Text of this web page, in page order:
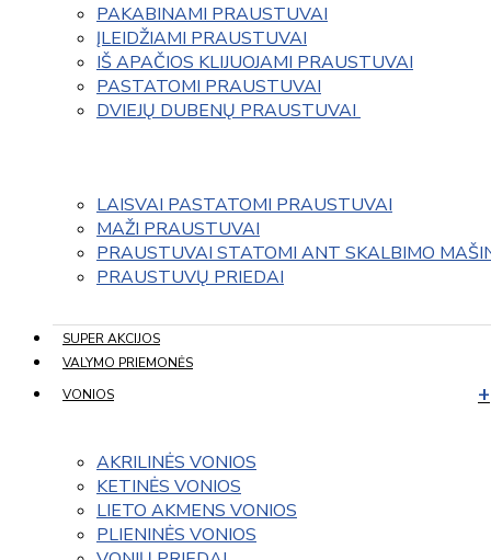
PAKABINAMI PRAUSTUVAI
ĮLEIDŽIAMI PRAUSTUVAI
IŠ APAČIOS KLIJUOJAMI PRAUSTUVAI
PASTATOMI PRAUSTUVAI
DVIEJŲ DUBENŲ PRAUSTUVAI
LAISVAI PASTATOMI PRAUSTUVAI
MAŽI PRAUSTUVAI
PRAUSTUVAI STATOMI ANT SKALBIMO
PRAUSTUVŲ PRIEDAI
SUPER AKCIJOS
VALYMO PRIEMONĖS
VONIOS
AKRILINĖS VONIOS
KETINĖS VONIOS
LIETO AKMENS VONIOS
PLIENINĖS VONIOS